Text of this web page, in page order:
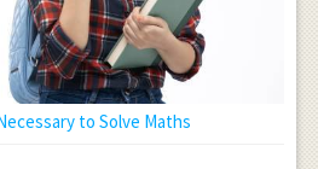
to Solve Maths